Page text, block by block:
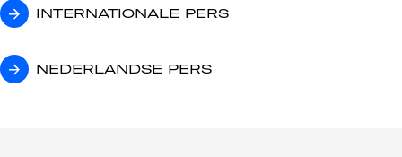
INTERNATIONALE PERS
INTERNATIONALE PERS
NEDERLANDSE PERS
NEDERLANDSE PERS